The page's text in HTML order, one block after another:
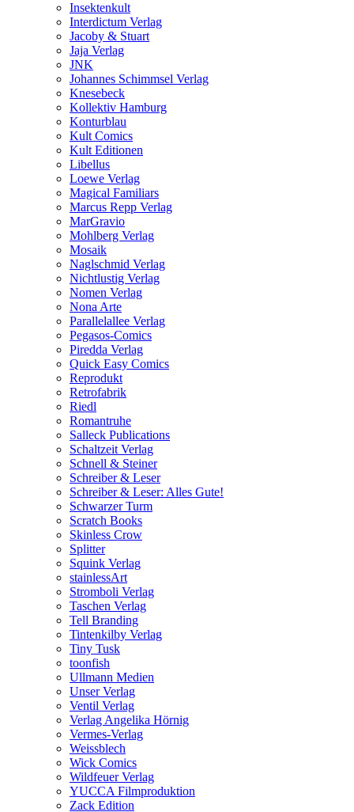
Insektenkult
Interdictum Verlag
Jacoby & Stuart
Jaja Verlag
JNK
Johannes Schimmsel Verlag
Knesebeck
Kollektiv Hamburg
Konturblau
Kult Comics
Kult Editionen
Libellus
Loewe Verlag
Magical Familiars
Marcus Repp Verlag
MarGravio
Mohlberg Verlag
Mosaik
Naglschmid Verlag
Nichtlustig Verlag
Nomen Verlag
Nona Arte
Parallelallee Verlag
Pegasos-Comics
Piredda Verlag
Quick Easy Comics
Reprodukt
Retrofabrik
Riedl
Romantruhe
Salleck Publications
Schaltzeit Verlag
Schnell & Steiner
Schreiber & Leser
Schreiber & Leser: Alles Gute!
Schwarzer Turm
Scratch Books
Skinless Crow
Splitter
Squink Verlag
stainlessArt
Stromboli Verlag
Taschen Verlag
Tell Branding
Tintenkilby Verlag
Tiny Tusk
toonfish
Ullmann Medien
Unser Verlag
Ventil Verlag
Verlag Angelika Hörnig
Vermes-Verlag
Weissblech
Wick Comics
Wildfeuer Verlag
YUCCA Filmproduktion
Zack Edition